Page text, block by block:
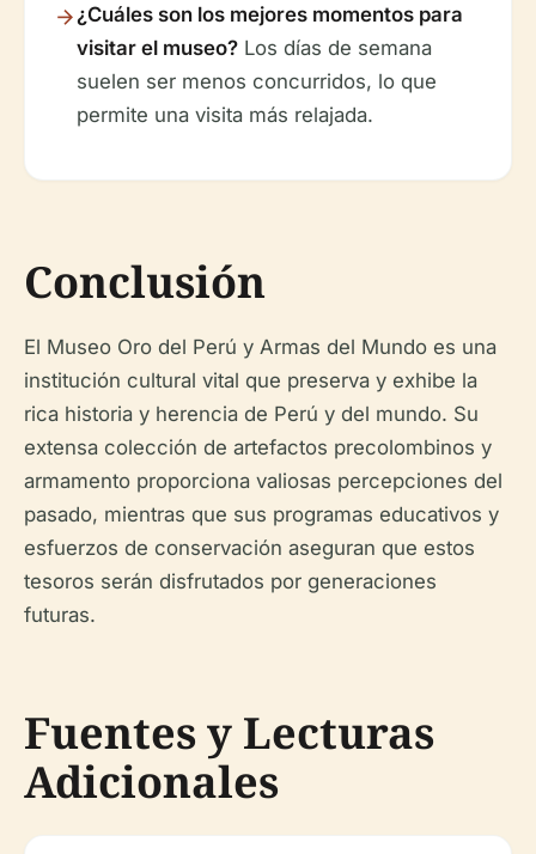
¿Cuáles son los mejores momentos para
visitar el museo? Los días de semana
suelen ser menos concurridos, lo que
permite una visita más relajada.
Conclusión
El Museo Oro del Perú y Armas del Mundo es una
institución cultural vital que preserva y exhibe la
rica historia y herencia de Perú y del mundo. Su
extensa colección de artefactos precolombinos y
armamento proporciona valiosas percepciones del
pasado, mientras que sus programas educativos y
esfuerzos de conservación aseguran que estos
tesoros serán disfrutados por generaciones
futuras.
Fuentes y Lecturas
Adicionales